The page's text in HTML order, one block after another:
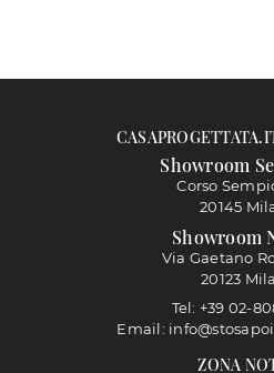
ZONA
Showroom
Corso
20145
Showroom
Via Gaetano
20123
Tel: +39 02-
Email: